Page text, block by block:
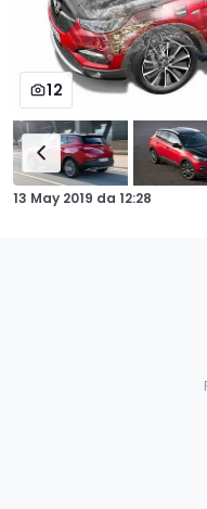
12
13 May 2019 da 12:28